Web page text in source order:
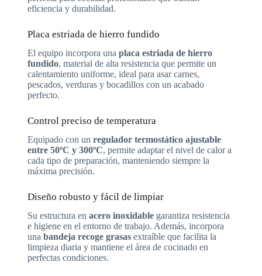
eficiencia y durabilidad.
Placa estriada de hierro fundido
El equipo incorpora una placa estriada de hierro
fundido, material de alta resistencia que permite un
calentamiento uniforme, ideal para asar carnes,
pescados, verduras y bocadillos con un acabado
perfecto.
Control preciso de temperatura
Equipado con un regulador termostático ajustable
entre 50ºC y 300ºC, permite adaptar el nivel de calor a
cada tipo de preparación, manteniendo siempre la
máxima precisión.
Diseño robusto y fácil de limpiar
Su estructura en acero inoxidablegarantiza resistencia
e higiene en el entorno de trabajo. Además, incorpora
una bandeja recoge grasasextraíble que facilita la
limpieza diaria y mantiene el área de cocinado en
perfectas condiciones.